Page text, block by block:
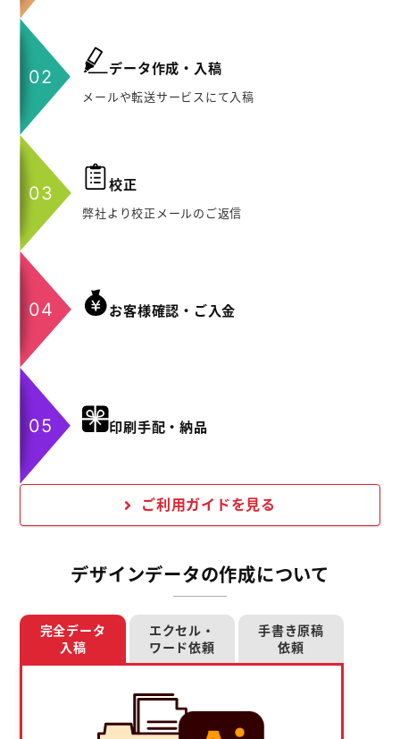
データ作成・入稿
メールや転送サービスにて入稿
校正
弊社より校正メールのご返信
お客様確認・ご入金
印刷手配・納品
ご利用ガイドを見る
デザインデータの作成について
完全データ
入稿
エクセル・
ワード依頼
手書き原稿
依頼